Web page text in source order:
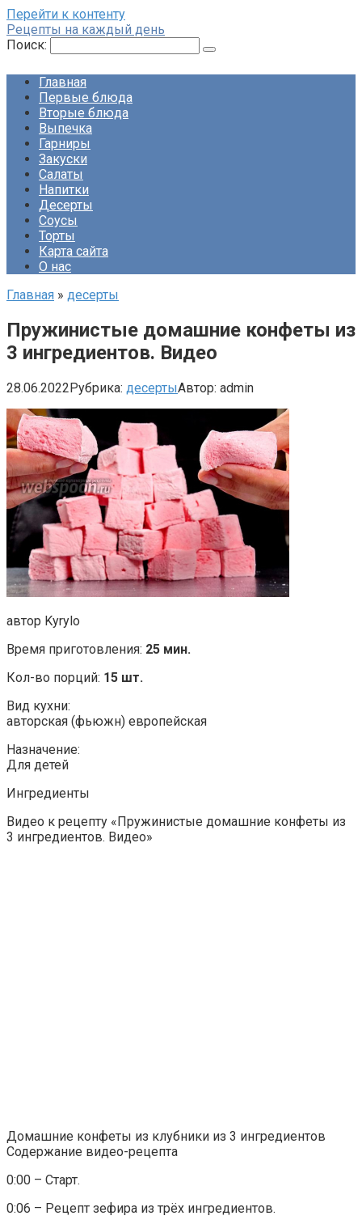
Перейти к контенту
Рецепты на каждый день
Поиск:
Главная
Первые блюда
Вторые блюда
Выпечка
Гарниры
Закуски
Салаты
Напитки
Десерты
Соусы
Торты
Карта сайта
О нас
Главная » десерты
Пружинистые домашние конфеты из
3 ингредиентов. Видео
28.06.2022Рубрика: десертыАвтор: admin
автор Kyrylo
Время приготовления: 25 мин.
Кол-во порций: 15 шт.
Вид кухни:
авторская (фьюжн) европейская
Назначение:
Для детей
Ингредиенты
Видео к рецепту «Пружинистые домашние конфеты из
3 ингредиентов. Видео»
Домашние конфеты из клубники из 3 ингредиентов
Содержание видео-рецепта
0:00 – Старт.
0:06 – Рецепт зефира из трёх ингредиентов.